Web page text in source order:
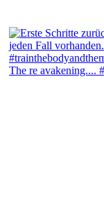
The re avakening....